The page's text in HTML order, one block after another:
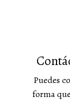
Puedes
forma